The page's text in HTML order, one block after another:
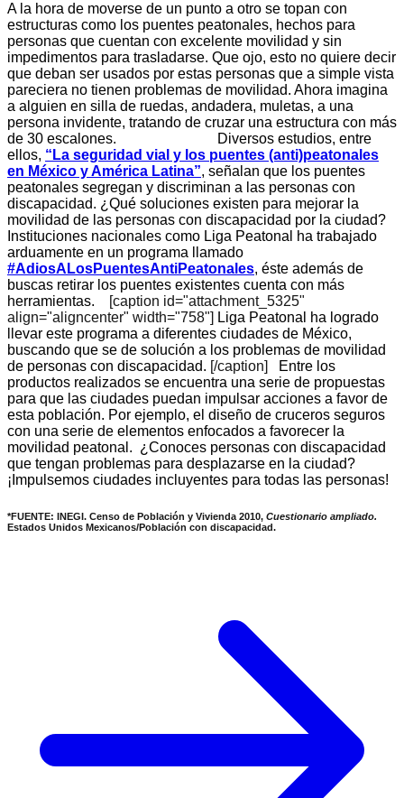
A la hora de moverse de un punto a otro se topan con
estructuras como los puentes peatonales, hechos para
personas que cuentan con excelente movilidad y sin
impedimentos para trasladarse. Que ojo, esto no quiere decir
que deban ser usados por estas personas que a simple vista
pareciera no tienen problemas de movilidad. Ahora imagina
a alguien en silla de ruedas, andadera, muletas, a una
persona invidente, tratando de cruzar una estructura con más
de 30 escalones.
Diversos estudios, entre
ellos, “La seguridad vial y los puentes (anti)peatonales
en México y América Latina”, señalan que los puentes
peatonales segregan y discriminan a las personas con
discapacidad. ¿Qué soluciones existen para mejorar la
movilidad de las personas con discapacidad por la ciudad?
Instituciones nacionales como Liga Peatonal ha trabajado
arduamente en un programa llamado
#AdiosALosPuentesAntiPeatonales, éste además de
buscas retirar los puentes existentes cuenta con más
herramientas.
[caption id="attachment_5325"
align="aligncenter" width="758"] Liga Peatonal ha logrado
llevar este programa a diferentes ciudades de México,
buscando que se de solución a los problemas de movilidad
de personas con discapacidad. [/caption]
Entre los
productos realizados se encuentra una serie de propuestas
para que las ciudades puedan impulsar acciones a favor de
esta población. Por ejemplo, el diseño de cruceros seguros
con una serie de elementos enfocados a favorecer la
movilidad peatonal. ¿Conoces personas con discapacidad
que tengan problemas para desplazarse en la ciudad?
¡Impulsemos ciudades incluyentes para todas las personas!
*FUENTE: INEGI. Censo de Población y Vivienda 2010, Cuestionario ampliado.
Estados Unidos Mexicanos/Población con discapacidad.